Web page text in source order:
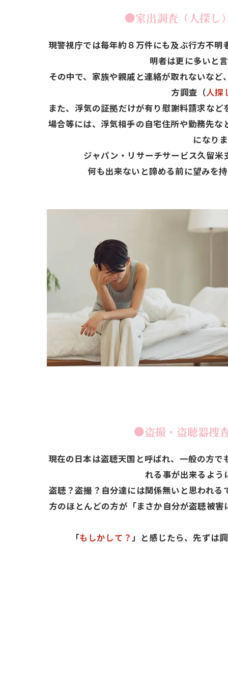
●家出調査（人探
現警視庁では毎年約８万件にも及ぶ行方不
明者は更に多いと
その中で、家族や親戚と連絡が取れないな
方調査（人探
また、浮気の証拠だけが有り慰謝料請求な
場合等には、浮気相手の自宅住所や勤務先
になり
ジャパン・リサーチサービス久留
何も出来ないと諦める前に望みを
●盗撮・盗聴器
現在の日本は盗聴天国と呼ばれ、一般の方で
れる事が出来るよう
盗聴？盗撮？自分達には関係無いと思われ
方のほとんどの方が「まさか自分が盗聴被
「もしかして？」と感じたら、先ずは